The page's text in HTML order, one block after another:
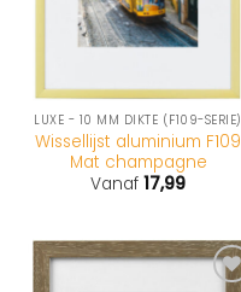
LUXE - 10 MM DIKTE (F109-SERIE)
Wissellijst aluminium F109
Mat champagne
Vanaf 17,99